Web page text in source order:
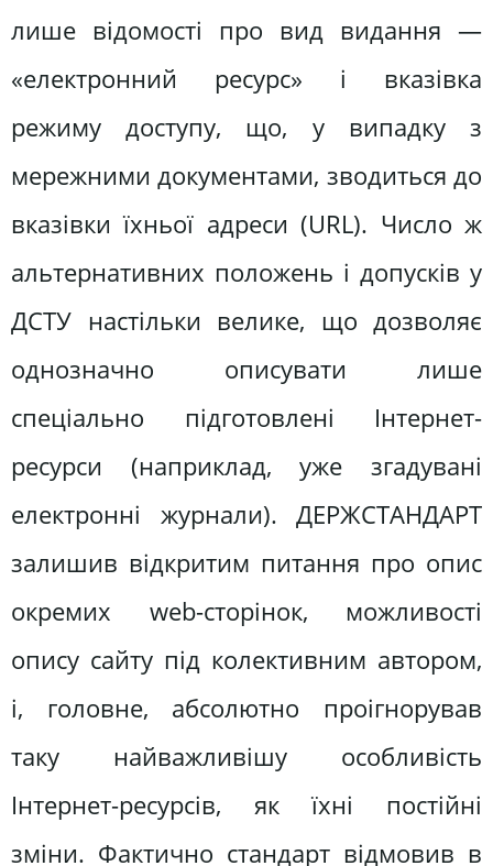
лише відомості про вид видання —
«електронний ресурс» і вказівка
режиму доступу, що, у випадку з
мережними документами, зводиться до
вказівки їхньої адреси (URL). Число ж
альтернативних положень і допусків у
ДСТУ настільки велике, що дозволяє
однозначно описувати лише
спеціально підготовлені Інтернет-
ресурси (наприклад, уже згадувані
електронні журнали). ДЕРЖСТАНДАРТ
залишив відкритим питання про опис
окремих web-сторінок, можливості
опису сайту під колективним автором,
і, головне, абсолютно проігнорував
таку найважливішу особливість
Інтернет-ресурсів, як їхні постійні
зміни. Фактично стандарт відмовив в